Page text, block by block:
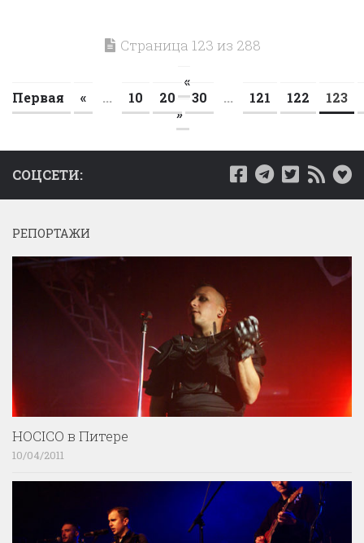
Страница 123 из 288
«
Первая
« ... 10 20 30 ... 121 122
123
»
СОЦСЕТИ:
РЕПОРТАЖИ
HOCICO в Питере
10/04/2011